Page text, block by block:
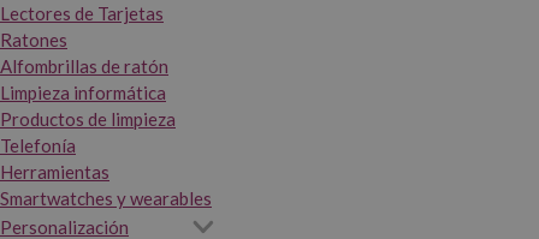
Lectores de Tarjetas
Ratones
Alfombrillas de ratón
Limpieza informática
Productos de limpieza
Telefonía
Herramientas
Smartwatches y wearables
Personalización